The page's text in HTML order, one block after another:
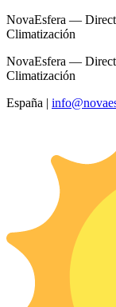
NovaEsfera —
Climatización
NovaEsfera —
Climatización
España |